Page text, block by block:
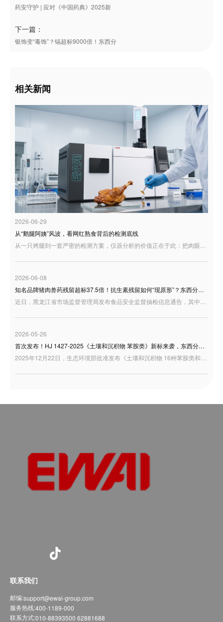
药安守护 | 应对《中国药典》2025新
下一篇：
银饰变“毒饰”？镉超标9000倍！东西分
相关新闻
2026-06-29
从“鹅腿阿姨”风波，看网红熟食背后的检测底线
2026-06-08
知名品牌猪肉兽药残留超标37.5倍！抗生素残留如何“现原形”？东西分析为您支招
2026-05-26
首次发布！HJ 1427-2025《土壤和沉积物 苯胺类》新标来袭，东西分析GC-MS全面护航
联系我们
邮编:support@ewai-group.com
服务热线:400-1189-000
联系方式:010-88393500 62881688